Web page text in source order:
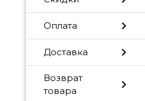
Оплата chevron_right
Доставка chevron_right
Возврат
товара
chevron_right